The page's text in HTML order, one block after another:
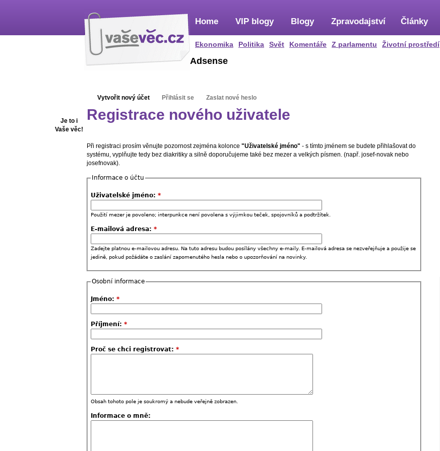
Home
Ekonomika Politika Svět Komentáře Z parlamentu Životní prostředí
VIP blogy Blogy Zpravodajství Články
Je to i
Vaše věc!
Adsense
Vytvořit nový účet Přihlásit se Zaslat nové heslo
Registrace nového uživatele
Při registraci prosím věnujte pozornost zejména kolonce "Uživatelské jméno" - s tímto jménem se budete přihlašovat do
systému, vyplňujte tedy bez diakritiky a silně doporučujeme také bez mezer a velkých písmen. (např. josef-novak nebo
josefnovak).
Informace o účtu
Uživatelské jméno: *
Použití mezer je povoleno; interpunkce není povolena s výjimkou teček, spojovníků a podtržítek.
E-mailová adresa: *
Zadejte platnou e-mailovou adresu. Na tuto adresu budou posílány všechny e-maily. E-mailová adresa se nezveřejňuje a použije se
jedině, pokud požádáte o zaslání zapomenutého hesla nebo o upozorňování na novinky.
Osobní informace
Jméno: *
Příjmení: *
Proč se chci registrovat: *
Obsah tohoto pole je soukromý a nebude veřejně zobrazen.
Informace o mně: